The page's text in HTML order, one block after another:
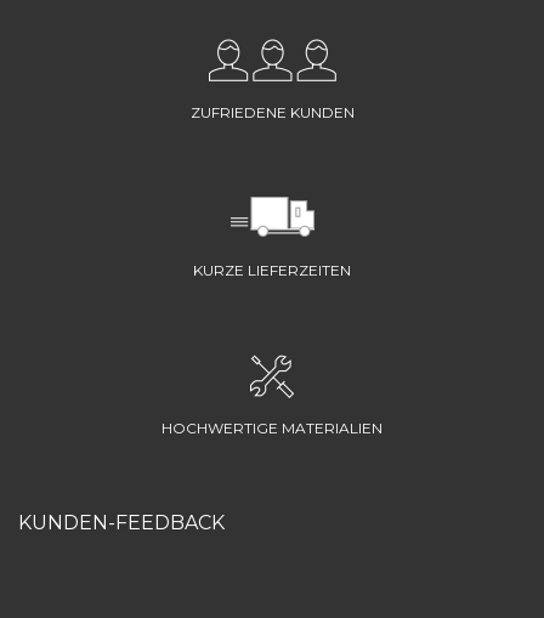
ZUFRIEDENE KUNDEN
KURZE LIEFERZEITEN
HOCHWERTIGE MATERIALIEN
KUNDEN-FEEDBACK